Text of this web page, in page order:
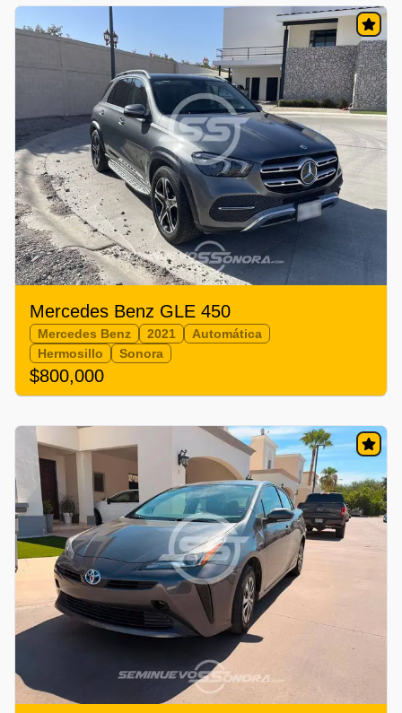
Mercedes Benz GLE 450
Mercedes Benz 2021
Automática
Hermosillo
Sonora
$800,000